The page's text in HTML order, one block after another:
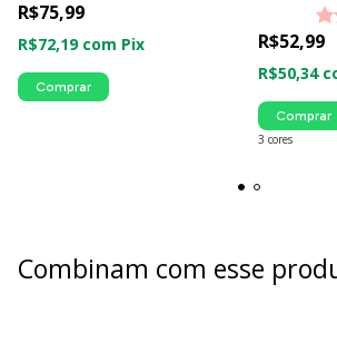
R$75,99
R$72,19 com Pix
Comprar
R$52,99
R$50,34
3 cores
Comprar
Combinam com esse